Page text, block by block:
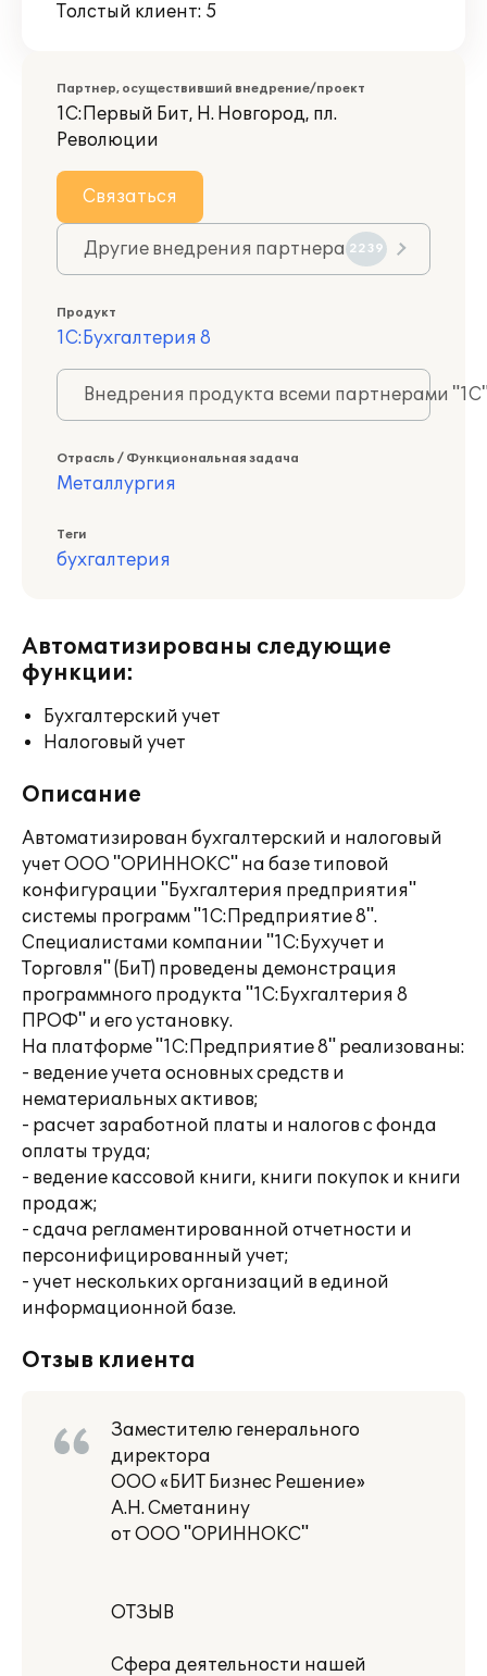
Толстый клиент: 5
Партнер, осуществивший внедрение/проект
1С:Первый Бит, Н. Новгород, пл.
Революции
Связаться
Другие внедрения партнера 2239
Продукт
1С:Бухгалтерия 8
Внедрения продукта всеми партнерами
Отрасль / Функциональная задача
Металлургия
Теги
бухгалтерия
Автоматизированы следующие
функции:
Бухгалтерский учет
Налоговый учет
Описание
Автоматизирован бухгалтерский и налоговый
учет ООО "ОРИННОКС" на базе типовой
конфигурации "Бухгалтерия предприятия"
системы программ "1С:Предприятие 8".
Специалистами компании "1С:Бухучет и
Торговля" (БиТ) проведены демонстрация
программного продукта "1С:Бухгалтерия 8
ПРОФ" и его установку.
На платформе "1С:Предприятие 8" реализованы:
- ведение учета основных средств и
нематериальных активов;
- расчет заработной платы и налогов с фонда
оплаты труда;
- ведение кассовой книги, книги покупок и книги
продаж;
- сдача регламентированной отчетности и
персонифицированный учет;
- учет нескольких организаций в единой
информационной базе.
Отзыв клиента
Заместителю генерального
директора
ООО «БИТ Бизнес Решение»
А.Н. Сметанину
от ООО "ОРИННОКС"
ОТЗЫВ
Сфера деятельности нашей